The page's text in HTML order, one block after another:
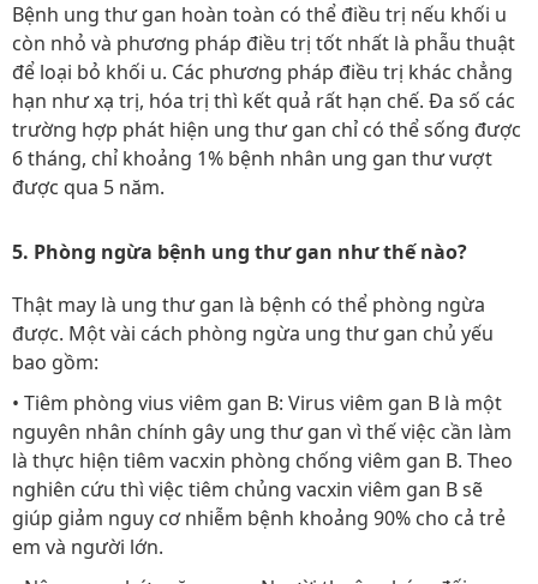
Bệnh ung thư gan hoàn toàn có thể điều trị nếu khối u
còn nhỏ và phương pháp điều trị tốt nhất là phẫu thuật
để loại bỏ khối u. Các phương pháp điều trị khác chẳng
hạn như xạ trị, hóa trị thì kết quả rất hạn chế. Đa số các
trường hợp phát hiện ung thư gan chỉ có thể sống được
6 tháng, chỉ khoảng 1% bệnh nhân ung gan thư vượt
được qua 5 năm.
5. Phòng ngừa bệnh ung thư gan như thế nào?
Thật may là ung thư gan là bệnh có thể phòng ngừa
được. Một vài cách phòng ngừa ung thư gan chủ yếu
bao gồm:
• Tiêm phòng vius viêm gan B: Virus viêm gan B là một
nguyên nhân chính gây ung thư gan vì thế việc cần làm
là thực hiện tiêm vacxin phòng chống viêm gan B. Theo
nghiên cứu thì việc tiêm chủng vacxin viêm gan B sẽ
giúp giảm nguy cơ nhiễm bệnh khoảng 90% cho cả trẻ
em và người lớn.